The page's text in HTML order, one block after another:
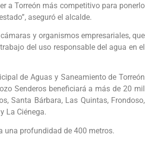
a Torreón más competitivo para ponerlo
aseguró el alcalde.
y organismos empresariales, que
del uso responsable del agua en el
de Aguas y Saneamiento de Torreón
Senderos beneficiará a más de 20 mil
Santa Bárbara, Las Quintas, Frondoso,
La Ciénega.
una profundidad de 400 metros.